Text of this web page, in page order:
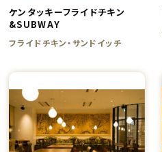
ケンタッキーフライドチキン
&SUBWAY
フライドチキン・サンドイッチ